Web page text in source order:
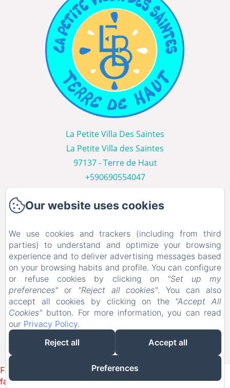
La Petite Villa Des Saintes
La Petite Villa des Saintes
97137 - Terre de Haut
+590690554047
Home
Les Villas
Photo Gallery
Les Saintes
Contact us
services
Our Blog
Powered using Amenitiz
Failed to load BookingEngine/index: Loading chunk 1322
failed. (missing:
Our website uses cookies
We use cookies and trackers (including from third
parties) to understand and optimize your browsing
experience and to deliver advertising messages based
on your browsing habits and profile. You can configure
or refuse cookies by clicking on
"Set up my
preferences" or "Reject all cookies". You can also
accept all cookies by clicking on the "Accept All
Cookies" button. For more information, you can read
our Privacy Policy.
Reject all
Accept all
Preferences